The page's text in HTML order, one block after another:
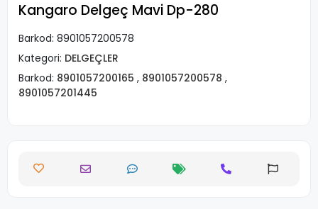
Kangaro Delgeç Mavi Dp-280
Barkod: 8901057200578
Kategori: DELGEÇLER
Barkod: 8901057200165 , 8901057200578 ,
8901057201445